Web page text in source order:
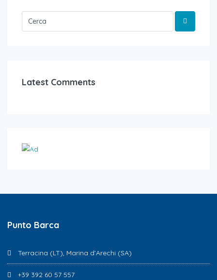
Latest Comments
Punto Barca
Terracina (LT), Marina d’Arechi (SA)
+39 392 60 57 557